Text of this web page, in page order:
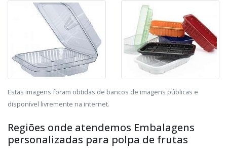
Estas imagens foram obtidas de bancos de imagens públicas e
disponível livremente na internet.
Regiões onde atendemos Embalagens
personalizadas para polpa de frutas